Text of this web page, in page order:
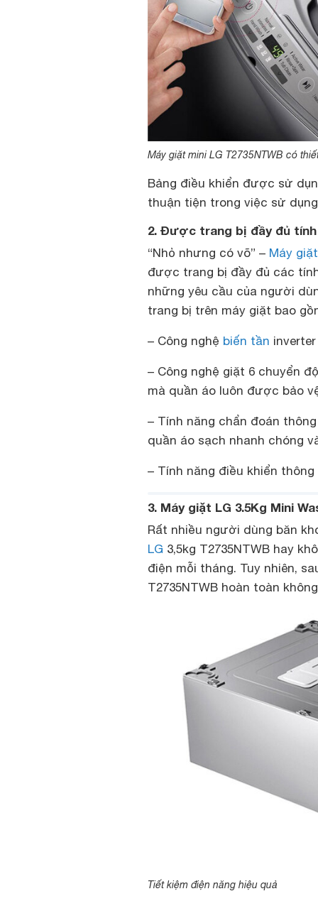
Máy giặt mini LG T2735NTWB có
Bảng điều khiển được sử
thuận tiện trong việc sử
2. Được trang bị đầy đủ tính
“Nhỏ nhưng có võ” – Máy
được trang bị đầy đủ các
những yêu cầu của người
trang bị trên máy giặt bao
– Công nghệ biến tần
– Công nghệ giặt 6 chuyển
mà quần áo luôn được bảo
– Tính năng chẩn đoán
quần áo sạch nhanh chóng
– Tính năng điều khiển
3. Máy giặt LG 3.5Kg Mini
Rất nhiều người dùng băn
LG 3,5kg T2735NTWB hay
điện mỗi tháng. Tuy nhiên,
T2735NTWB hoàn toàn
Tiết kiệm điện năng hiệu quả